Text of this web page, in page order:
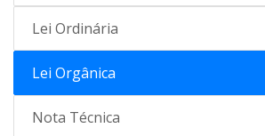
Lei Ordinária
Lei Orgânica
Nota Técnica